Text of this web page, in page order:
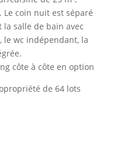
Le coin nuit est séparé
salle de bain avec
le wc indépendant, la
côte à côte en option
de 64 lots